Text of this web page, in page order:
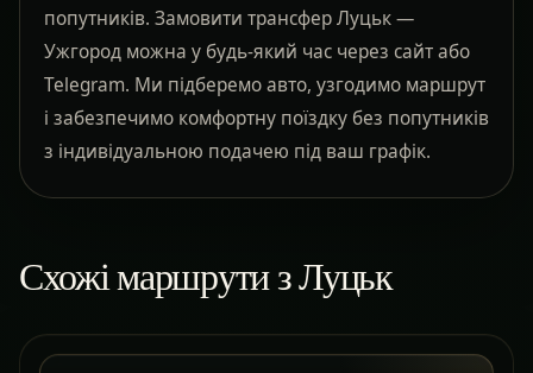
попутників. Замовити трансфер Луцьк —
Ужгород можна у будь-який час через сайт або
Telegram. Ми підберемо авто, узгодимо маршрут
і забезпечимо комфортну поїздку без попутників
з індивідуальною подачею під ваш графік.
Схожі маршрути з Луцьк